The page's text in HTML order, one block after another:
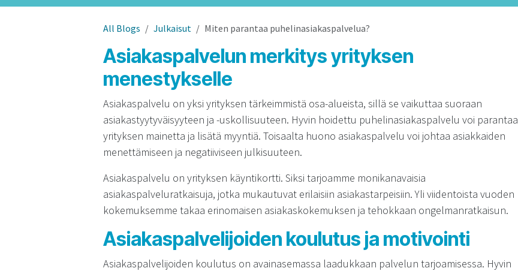
All Blogs Julkaisut Miten parantaa puhelinasiakaspalvelua?
Asiakaspalvelun merkitys yrityksen
menestykselle
Asiakaspalvelu on yksi yrityksen tärkeimmistä osa-alueista, sillä se vaikuttaa suoraan
asiakastyytyväisyyteen ja -uskollisuuteen. Hyvin hoidettu puhelinasiakaspalvelu voi parantaa
yrityksen mainetta ja lisätä myyntiä. Toisaalta huono asiakaspalvelu voi johtaa asiakkaiden
menettämiseen ja negatiiviseen julkisuuteen.
Asiakaspalvelu on yrityksen käyntikortti. Siksi tarjoamme monikanavaisia
asiakaspalveluratkaisuja, jotka mukautuvat erilaisiin asiakastarpeisiin. Yli viidentoista vuoden
kokemuksemme takaa erinomaisen asiakaskokemuksen ja tehokkaan ongelmanratkaisun.
Asiakaspalvelijoiden koulutus ja motivointi
Asiakaspalvelijoiden koulutus on avainasemassa laadukkaan palvelun tarjoamisessa. Hyvin